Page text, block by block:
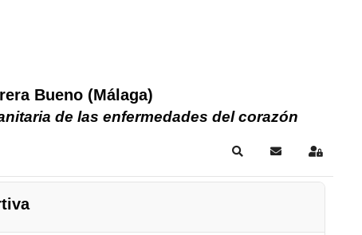
Bueno (Málaga)
de las enfermedades del corazón
SearchSubscribe to blog
Sign In